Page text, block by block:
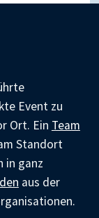
Event zu
Ort. Ein Team
Standort
in ganz
aus der